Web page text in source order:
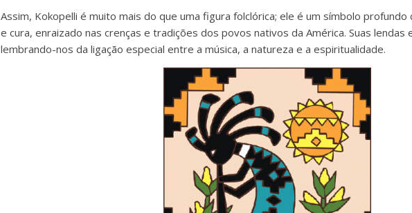
Assim, Kokopelli é muito mais do que uma figura folclórica; ele é um símbolo
e cura, enraizado nas crenças e tradições dos povos nativos da América. Suas lendas
lembrando-nos da ligação especial entre a música, a natureza e a espiritualidade.